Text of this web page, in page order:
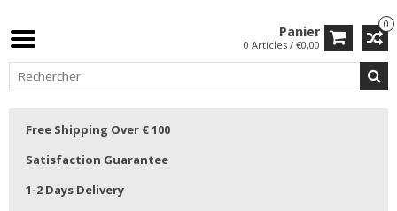
0
Panier
0 Articles / €0,00
Free Shipping Over € 100
Satisfaction Guarantee
1-2 Days Delivery